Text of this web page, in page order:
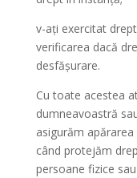
v-ați exercitat
verificarea dacă
desfășurare.
Cu toate acestea
dumneavoastră
asigurăm
când protejăm
persoane fizice